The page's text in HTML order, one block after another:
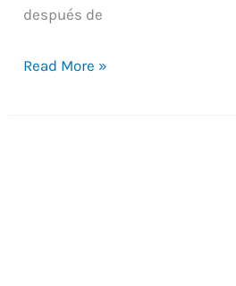
después de
Read More »